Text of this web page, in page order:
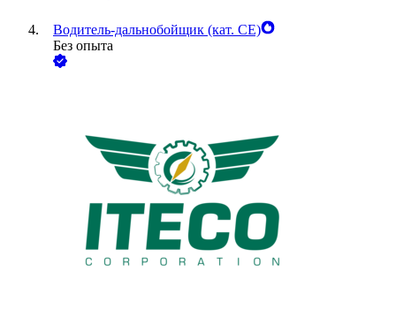
Водитель-дальнобойщик (кат. CE)
Без опыта